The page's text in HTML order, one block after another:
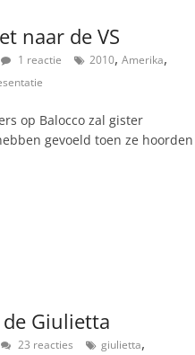
naar de VS
1 reactie 2010, Amerika,
op Balocco zal gister
gevoeld toen ze hoorden
Giulietta
23 reacties giulietta,